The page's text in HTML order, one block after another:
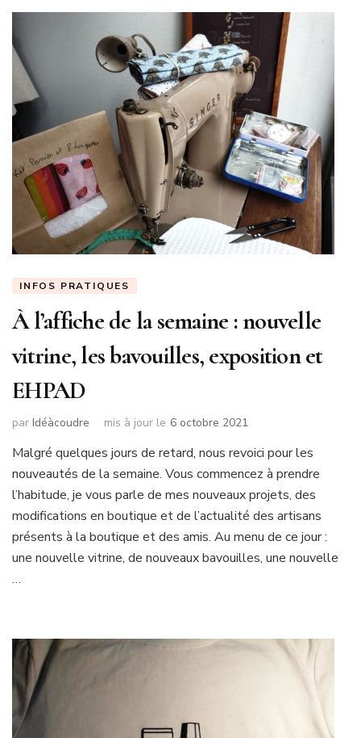
INFOS PRATIQUES
À l’affiche de la semaine : nouvelle
vitrine, les bavouilles, exposition et
EHPAD
par Idéàcoudre mis à jour le 6 octobre 2021
Malgré quelques jours de retard, nous revoici pour les
nouveautés de la semaine. Vous commencez à prendre
l’habitude, je vous parle de mes nouveaux projets, des
modifications en boutique et de l’actualité des artisans
présents à la boutique et des amis. Au menu de ce jour :
une nouvelle vitrine, de nouveaux bavouilles, une nouvelle
…